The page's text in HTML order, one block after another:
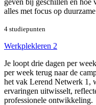
alles met focus op
4 studiepunten
Werkplekleren 2
Je loopt drie dagen per
per week terug naar de
het vak Lerend Netwerk 1,
ervaringen uitwisselt,
professionele ontwikkeling.